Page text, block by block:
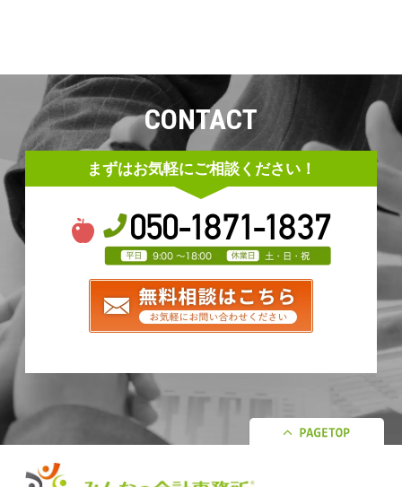
CONTACT
まずはお気軽にご相談ください！